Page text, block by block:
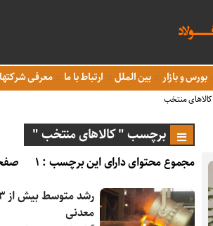
بورس و بازار بین الملل ارتباط با ما معرفی شرکتها
کالاهای منتخب
برچسب " کالاهای منتخب "
مجموع محتوای دارای این برچسب : ۱
صفحه
معدنی